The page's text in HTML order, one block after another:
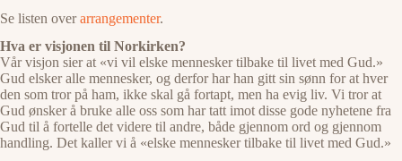
Se listen overarrangementer.
Hva er visjonen til Norkirken?
Vår visjon sier at «vi vil elske mennesker tilbake til livet med Gud.»
Gud elsker alle mennesker, og derfor har han gitt sin sønn for at hver
den som tror på ham, ikke skal gå fortapt, men ha evig liv. Vi tror at
Gud ønsker å bruke alle oss som har tatt imot disse gode nyhetene fra
Gud til å fortelle det videre til andre, både gjennom ord og gjennom
handling. Det kaller vi å «elske mennesker tilbake til livet med Gud.»